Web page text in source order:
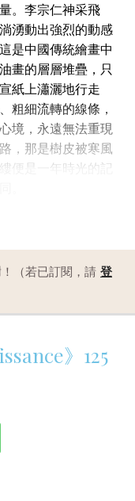
。李宗仁神采飛
湧動出強烈的動感
是中國傳統繪畫中
畫的層層堆疊，只
紙上瀟灑地行走
粗細流轉的線條，
境，永遠無法重現
，那是樹皮被寒風
便是一年時光的記
！（若已訂閱，請 登
》125